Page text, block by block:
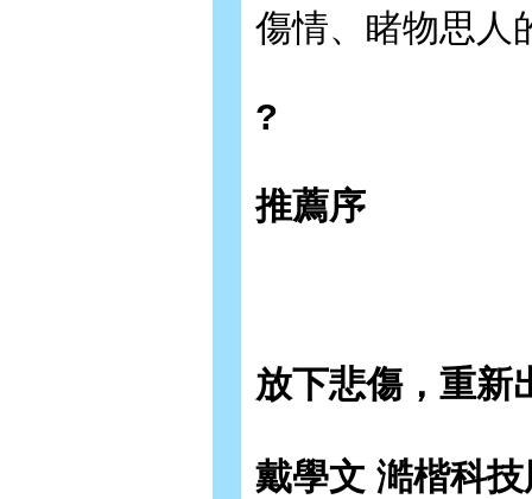
傷情、睹物思人
?
推薦序
放下悲傷，重新
戴學文 澔楷科